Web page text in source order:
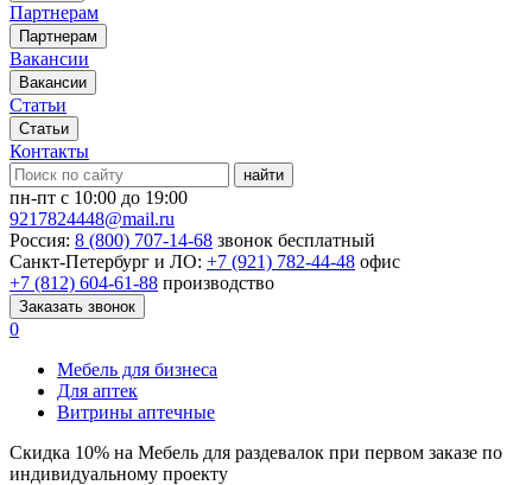
Партнерам
Партнерам
Вакансии
Вакансии
Статьи
Статьи
Контакты
найти
пн-пт с 10:00 до 19:00
9217824448@mail.ru
Россия: 8 (800) 707-14-68 звонок бесплатный
Санкт-Петербург и ЛО: +7 (921) 782-44-48 офис
+7 (812) 604-61-88 производство
Заказать звонок
0
Мебель для бизнеса
Для аптек
Витрины аптечные
Скидка 10% на Мебель для раздевалок при первом заказе по
индивидуальному проекту